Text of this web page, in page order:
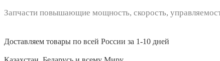
Запчасти повышающие мощность, скорость,
Доставляем товары по всей России за 1-10 дней